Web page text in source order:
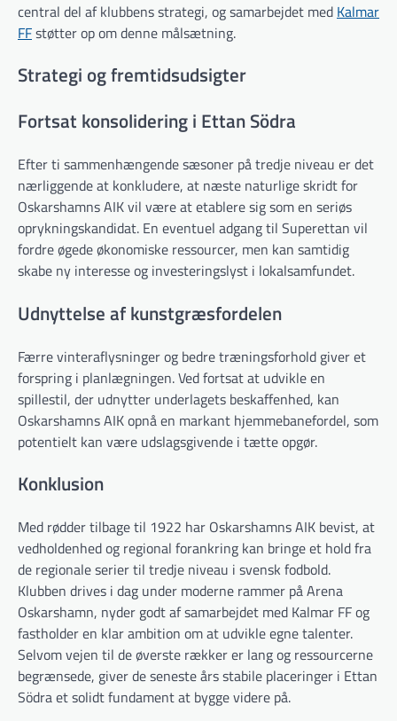
central del af klubbens strategi, og samarbejdet med Kalmar
FFstøtter op om denne målsætning.
Strategi og fremtidsudsigter
Fortsat konsolidering i Ettan Södra
Efter ti sammenhængende sæsoner på tredje niveau er det
nærliggende at konkludere, at næste naturlige skridt for
Oskarshamns AIK vil være at etablere sig som en seriøs
oprykningskandidat. En eventuel adgang til Superettan vil
fordre øgede økonomiske ressourcer, men kan samtidig
skabe ny interesse og investeringslyst i lokalsamfundet.
Udnyttelse af kunstgræsfordelen
Færre vinteraflysninger og bedre træningsforhold giver et
forspring i planlægningen. Ved fortsat at udvikle en
spillestil, der udnytter underlagets beskaffenhed, kan
Oskarshamns AIK opnå en markant hjemmebanefordel, som
potentielt kan være udslagsgivende i tætte opgør.
Konklusion
Med rødder tilbage til 1922 har Oskarshamns AIK bevist, at
vedholdenhed og regional forankring kan bringe et hold fra
de regionale serier til tredje niveau i svensk fodbold.
Klubben drives i dag under moderne rammer på Arena
Oskarshamn, nyder godt af samarbejdet med Kalmar FF og
fastholder en klar ambition om at udvikle egne talenter.
Selvom vejen til de øverste rækker er lang og ressourcerne
begrænsede, giver de seneste års stabile placeringer i Ettan
Södra et solidt fundament at bygge videre på.